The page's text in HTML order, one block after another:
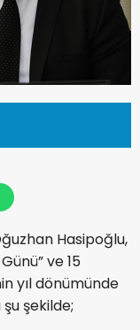
Hasipoğlu,
ve 15
yıl dönümünde
şu şekilde;